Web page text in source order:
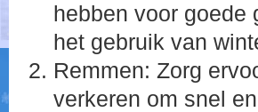
hebben voor goede
het gebruik van
Remmen: Zorg
verkeren om snel